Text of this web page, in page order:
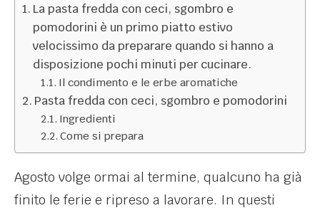
La pasta fredda con ceci, sgombro e
pomodorini è un primo piatto estivo
velocissimo da preparare quando si hanno a
disposizione pochi minuti per cucinare.
Il condimento e le erbe aromatiche
Pasta fredda con ceci, sgombro e pomodorini
Ingredienti
Come si prepara
Agosto volge ormai al termine, qualcuno ha già
finito le ferie e ripreso a lavorare. In questi